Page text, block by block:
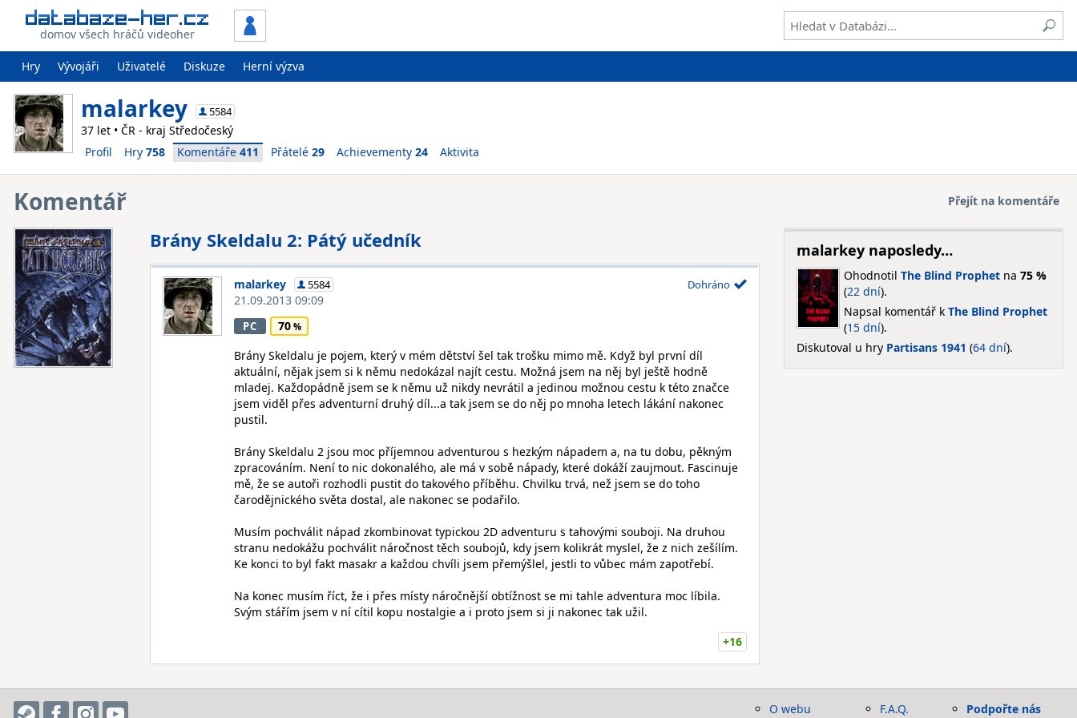
domov všech hráčů videoher
Hry Vývojáři Uživatelé Diskuze Herní výzva
malarkey 5584
37 let • ČR - kraj Středočeský
Profil
Hry 758 Komentáře 411 Přátelé 29 Achievementy 24 Aktivita
Komentář Přejít na komentáře
Brány Skeldalu 2: Pátý učedník
malarkey 5584
21.09.2013 09:09
Dohráno
PC
70
Brány Skeldalu je pojem, který v mém dětství šel tak trošku mimo mě. Když byl první díl
aktuální, nějak jsem si k němu nedokázal najít cestu. Možná jsem na něj byl ještě hodně
mladej. Každopádně jsem se k němu už nikdy nevrátil a jedinou možnou cestu k této značce
jsem viděl přes adventurní druhý díl...a tak jsem se do něj po mnoha letech lákání nakonec
pustil.
Brány Skeldalu 2 jsou moc příjemnou adventurou s hezkým nápadem a, na tu dobu, pěkným
zpracováním. Není to nic dokonalého, ale má v sobě nápady, které dokáží zaujmout. Fascinuje
mě, že se autoři rozhodli pustit do takového příběhu. Chvilku trvá, než jsem se do toho
čarodějnického světa dostal, ale nakonec se podařilo.
Musím pochválit nápad zkombinovat typickou 2D adventuru s tahovými souboji. Na druhou
stranu nedokážu pochválit náročnost těch soubojů, kdy jsem kolikrát myslel, že z nich zešílím.
Ke konci to byl fakt masakr a každou chvíli jsem přemýšlel, jestli to vůbec mám zapotřebí.
Na konec musím říct, že i přes místy náročnější obtížnost se mi tahle adventura moc líbila.
Svým stářím jsem v ní cítil kopu nostalgie a i proto jsem si ji nakonec tak užil.
+16
malarkey naposledy…
Ohodnotil The Blind Prophetna 75 %
(22 dní).
Napsal komentář k The Blind Prophet
(15 dní).
Diskutoval u hry Partisans 1941 (64 dní).
O webu
F.A.Q.
Podpořte nás